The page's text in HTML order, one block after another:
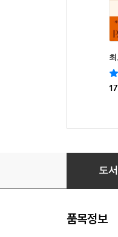
내가 빛나
도
품목정보